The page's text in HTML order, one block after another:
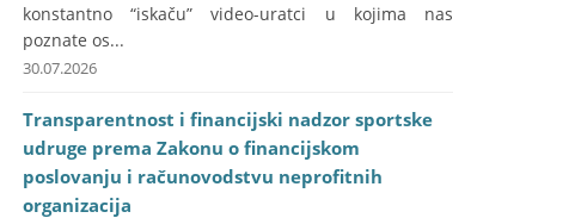
konstantno “iskaču” video-uratci u kojima nas
poznate os...
30.07.2026
Transparentnost i financijski nadzor sportske
udruge prema Zakonu o financijskom
poslovanju i računovodstvu neprofitnih
organizacija